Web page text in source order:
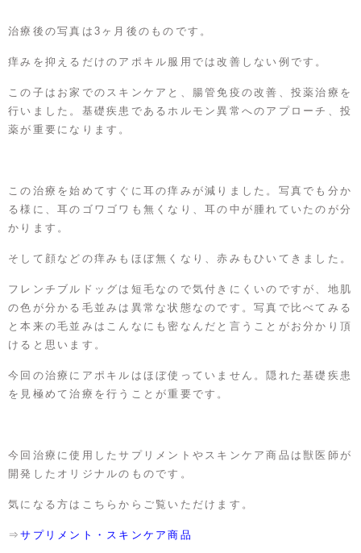
治療後の写真は3ヶ月後のものです。
痒みを抑えるだけのアポキル服用では改善しない例です。
この子はお家でのスキンケアと、腸管免疫の改善、投薬治療を
行いました。基礎疾患であるホルモン異常へのアプローチ、投
薬が重要になります。
この治療を始めてすぐに耳の痒みが減りました。写真でも分か
る様に、耳のゴワゴワも無くなり、耳の中が腫れていたのが分
かります。
そして顔などの痒みもほぼ無くなり、赤みもひいてきました。
フレンチブルドッグは短毛なので気付きにくいのですが、地肌
の色が分かる毛並みは異常な状態なのです。写真で比べてみる
と本来の毛並みはこんなにも密なんだと言うことがお分かり頂
けると思います。
今回の治療にアポキルはほぼ使っていません。隠れた基礎疾患
を見極めて治療を行うことが重要です。
今回治療に使用したサプリメントやスキンケア商品は獣医師が
開発したオリジナルのものです。
気になる方はこちらからご覧いただけます。
⇒サプリメント・スキンケア商品